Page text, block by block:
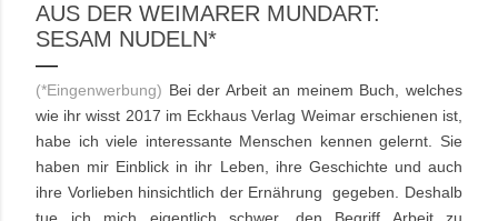
AUS DER WEIMARER MUNDART:
SESAM NUDELN*
(*Eingenwerbung) Bei der Arbeit an meinem Buch, welches
wie ihr wisst 2017 im Eckhaus Verlag Weimar erschienen ist,
habe ich viele interessante Menschen kennen gelernt. Sie
haben mir Einblick in ihr Leben, ihre Geschichte und auch
ihre Vorlieben hinsichtlich der Ernährung gegeben. Deshalb